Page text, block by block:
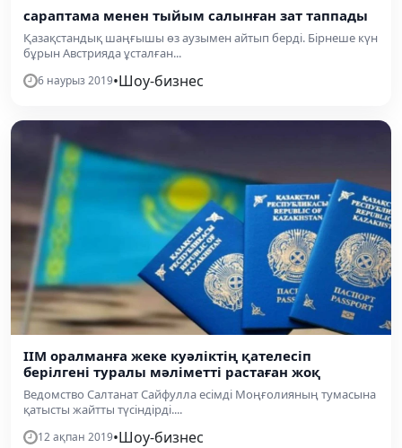
сараптама менен тыйым салынған зат таппады
Қазақстандық шаңғышы өз аузымен айтып берді. Бірнеше күн
бұрын Австрияда ұсталған...
6 наурыз 2019•Шоу-бизнес
ІІМ оралманға жеке куәліктің қателесіп
берілгені туралы мәліметті растаған жоқ
Ведомство Салтанат Сайфулла есімді Моңғолияның тумасына
қатысты жайтты түсіндірді....
12 ақпан 2019•Шоу-бизнес